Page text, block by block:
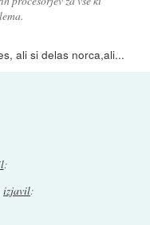
ali si delas norca,ali...
:
izjavil: